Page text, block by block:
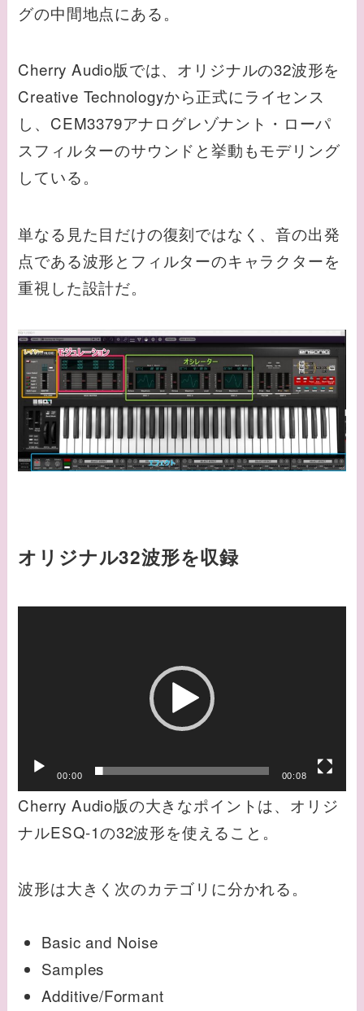
グの中間地点にある。
Cherry Audio版では、オリジナルの32波形を
Creative Technologyから正式にライセンス
し、CEM3379アナログレゾナント・ローパ
スフィルターのサウンドと挙動もモデリング
している。
単なる見た目だけの復刻ではなく、音の出発
点である波形とフィルターのキャラクターを
重視した設計だ。
オリジナル32波形を収録
00:00 00:08
Cherry Audio版の大きなポイントは、オリジ
ナルESQ-1の32波形を使えること。
波形は大きく次のカテゴリに分かれる。
Basic and Noise
Samples
Additive/Formant